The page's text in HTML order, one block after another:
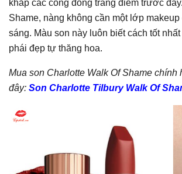
khắp các công đồng trang điểm trước
Shame, nàng không cần một lớp makeup
sáng. Màu son này luôn biết cách tốt
phái đẹp tự thăng hoa.
Mua son Charlotte Walk Of Shame chính
đây: Son Charlotte Tilbury Walk Of